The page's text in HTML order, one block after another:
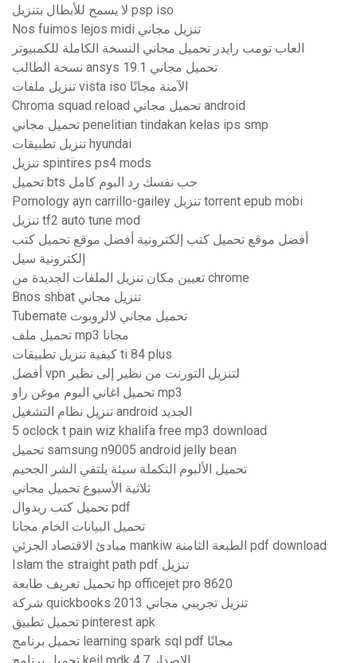
لا يسمح للأبطال بتنزيل psp iso
Nos fuimos lejos midi تنزيل مجاني
العاب تومب رايدر تحميل مجاني النسخة الكاملة للكمبيوتر
نسخة الطالب ansys 19.1 تحميل مجاني
تنزيل ملفات vista iso الآمنة مجانًا
Chroma squad reload تحميل مجاني android
تحميل مجاني penelitian tindakan kelas ips smp
تنزيل تطبيقات hyundai
تنزيل spintires ps4 mods
تحميل bts حب نفسك رد البوم كامل
Pornology ayn carrillo-gailey تنزيل torrent epub mobi
تنزيل tf2 auto tune mod
أفضل موقع تحميل كتب إلكترونية أفضل موقع تحميل كتب
إلكترونية سيل
تعيين مكان تنزيل الملفات الجديدة من chrome
Bnos shbat تنزيل مجاني
Tubemate تحميل مجاني لالروبوت
تحميل ملف mp3 مجانا
كيفية تنزيل تطبيقات ti 84 plus
أفضل vpn لتنزيل التورنت من نظير إلى نظير
تحميل اغاني البوم موغن راو mp3
تنزيل نظام التشغيل android الجديد
5 oclock t pain wiz khalifa free mp3 download
تحميل samsung n9005 android jelly bean
تحميل الألبوم التكملة سيئة يلتقي الشر الجحيم
ثلاثية الأسبوع تحميل مجاني
تحميل كتب ريدوال pdf
تحميل البيانات الخام مجانا
مبادئ الاقتصاد الجزئي mankiw الطبعة الثامنة pdf download
Islam the straight path pdf تنزيل
تحميل تعريف طابعة hp officejet pro 8620
شركة quickbooks 2013 تنزيل تجريبي مجاني
تحميل تطبيق pinterest apk
تحميل برنامج learning spark sql pdf مجانًا